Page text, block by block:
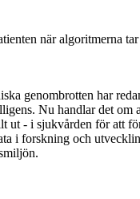
när algoritmerna
genombrotten har
Nu handlar det om
ut - i sjukvården för att
i forskning och